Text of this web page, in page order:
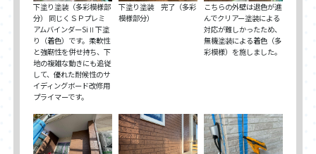
下塗り塗装（多彩模様部
分） 同じくＳＰプレミ
アムバインダーSiⅡ下塗
り（着色）です。柔軟性
と強靭性を併せ持ち、下
地の複雑な動きにも追従
して、優れた耐候性のサ
イディングボード改修用
プライマーです。
下塗り塗装 完了（多彩
模様部分）
こちらの外壁は退色が進
んでクリアー塗装による
対応が難しかったため、
無機塗装による着色（多
彩模様）を施しました。